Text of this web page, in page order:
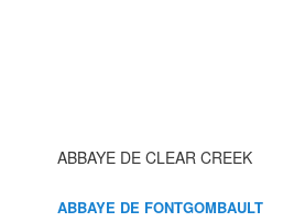
ABBAYE DE CLEAR CREEK
ABBAYE DE FONTGOMBAULT